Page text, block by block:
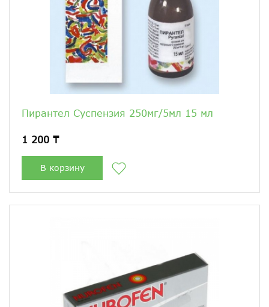
Пирантел Суспензия 250мг/5мл 15 мл
1 200 ₸
В корзину